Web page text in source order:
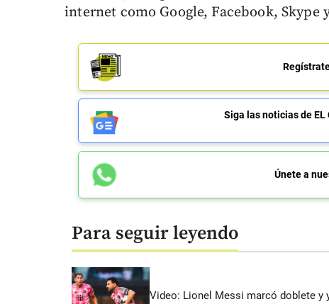
internet como Google, Facebook, Skype
Siga las noticias de EL
Únete a
Para seguir leyendo
Video: Lionel Messi marcó doblete y